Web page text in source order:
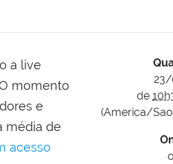
de
(America/
a live
momento
e
média de
acesso